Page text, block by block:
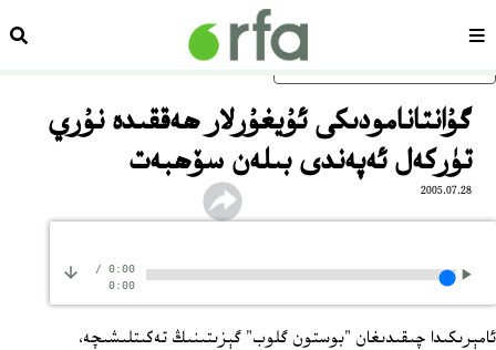
ئاساسلىق مەزمۇنغا ئاتلاڭسەھىپە
گۇانتانامودىكى ئۇيغۇرلار ھەققىدە نۇري
تۈركەل ئەپەندى بىلەن سۆھبەت
2005.07.28
0:00
/
0:00
ئامېرىكىدا چىقىدىغان "بوستون گلوب" گېزىتىنىڭ تەكىتلىشىچە،